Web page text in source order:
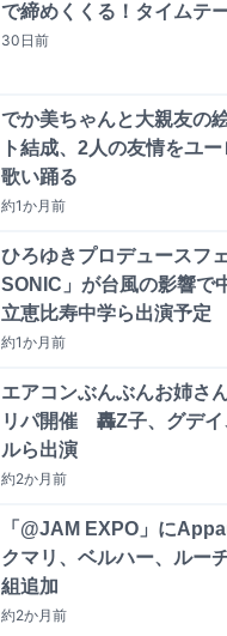
で締めくくる！タイムテ
30日前
でか美ちゃんと大親友の
ト結成、2人の友情をユ
歌い踊る
約1か月前
ひろゆきプロデュースフ
SONIC」が台風の影響
立恵比寿中学ら出演予定
約1か月前
エアコンぶんぶんお姉さ
リパ開催 轟Z子、グデイ
ルら出演
約2か月前
「@JAM EXPO」に
クマリ、ベルハー、ルー
組追加
約2か月前